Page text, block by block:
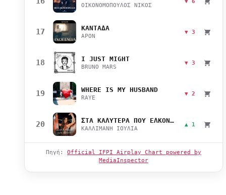
ΟΙΚΟΝΟΜΟΠΟΥΛΟΣ ΝΙΚΟΣ
17 ΚΑΝΤΑΔΑ
APON
▼ 3
18 I JUST MIGHT
BRUNO MARS
▼ 3
19 WHERE IS MY HUSBAND
RAYE
▼ 2
20 ΣΤΑ ΚΑΛΥΤΕΡΑ ΠΟΥ ΕΛΚΟΝΤΑΙ
ΚΑΛΛΙΜΑΝΗ ΙΟΥΛΙΑ
▲ 1
Πηγή: Official IFPI Airplay Chart powered by
MediaInspector